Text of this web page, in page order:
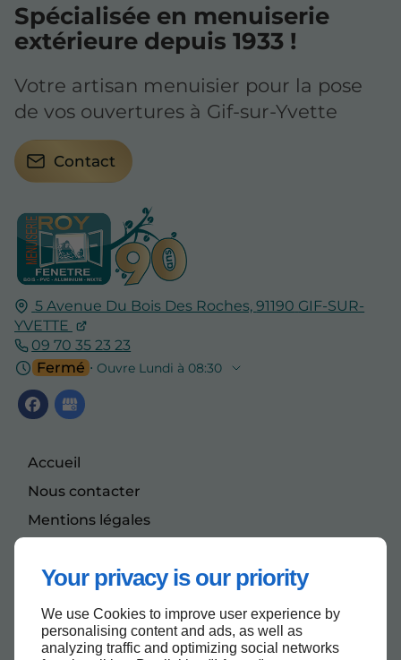
Your privacy is our priority
We use Cookies to improve user experience by
personalising content and ads, as well as
analyzing traffic and optimizing social networks
5 Avenue Du Bois Des Roches,91190 GIF-SUR-
YVETTE
09 70 35 23 23
Fermé ⋅ Ouvre Lundi à 08:30
Accueil
Nous contacter
Mentions légales
Spécialisée en menuiserie
extérieure depuis 1933 !
Votre artisan menuisier pour la pose
de vos ouvertures à Gif-sur-Yvette
Contact
Haut de page